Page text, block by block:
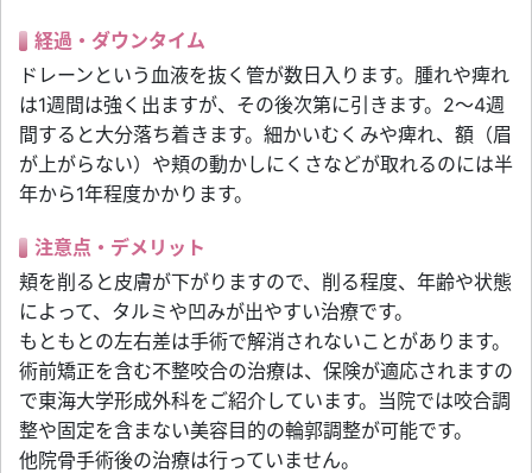
経過・ダウンタイム
ドレーンという血液を抜く管が数日入ります。腫れや痺れ
は1週間は強く出ますが、その後次第に引きます。2～4週
間すると大分落ち着きます。細かいむくみや痺れ、額（眉
が上がらない）や頬の動かしにくさなどが取れるのには半
年から1年程度かかります。
注意点・デメリット
頬を削ると皮膚が下がりますので、削る程度、年齢や状態
によって、タルミや凹みが出やすい治療です。
もともとの左右差は手術で解消されないことがあります。
術前矯正を含む不整咬合の治療は、保険が適応されますの
で東海大学形成外科をご紹介しています。当院では咬合調
整や固定を含まない美容目的の輪郭調整が可能です。
他院骨手術後の治療は行っていません。